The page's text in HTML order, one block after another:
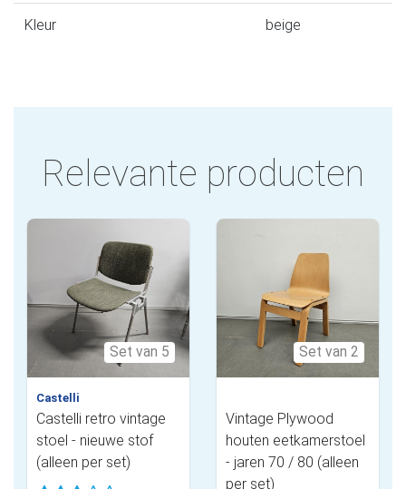
Kleur beige
Relevante producten
Set van 5
Castelli
Castelli retro vintage
stoel - nieuwe stof
(alleen per set)
Set van 2
Vintage Plywood
houten eetkamerstoel
- jaren 70 / 80 (alleen
per set)